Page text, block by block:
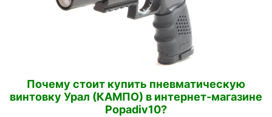
Почему стоит купить пневматическую
винтовку Урал (КАМПО) в интернет-магазине
Popadiv10?